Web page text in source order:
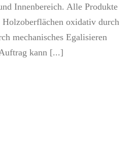
Innenbereich. Alle Produkte
Holzoberflächen oxidativ durch
mechanisches Egalisieren
kann [...]